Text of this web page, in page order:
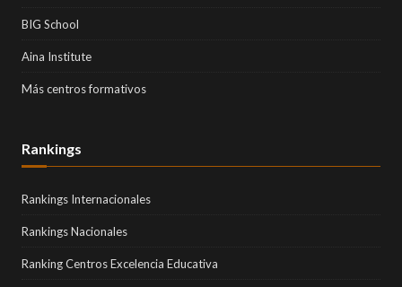
BIG School
Aina Institute
Más centros formativos
Rankings
Rankings Internacionales
Rankings Nacionales
Ranking Centros Excelencia Educativa